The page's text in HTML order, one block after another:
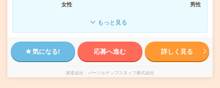
女性
男性
もっと見る
気になる! 応募へ進む 詳しく見る
派遣会社 パーソルテンプスタッフ株式会社